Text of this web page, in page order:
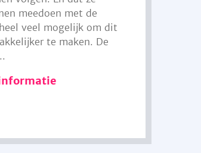
meedoen met de
veel mogelijk om dit
te maken. De